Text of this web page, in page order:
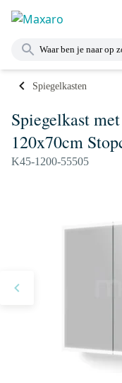
Spiegelkasten
Spiegelkast
120x70cm
K45-1200-55505